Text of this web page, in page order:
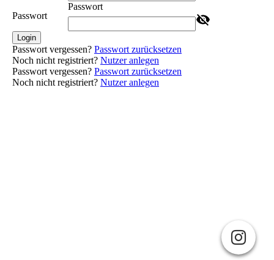
Passwort
Passwort
Login
Passwort vergessen? Passwort zurücksetzen
Noch nicht registriert? Nutzer anlegen
Passwort vergessen? Passwort zurücksetzen
Noch nicht registriert? Nutzer anlegen